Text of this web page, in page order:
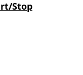
Stop